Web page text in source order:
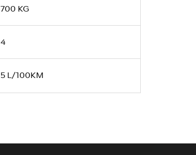
700 KG
4
5 L/100KM